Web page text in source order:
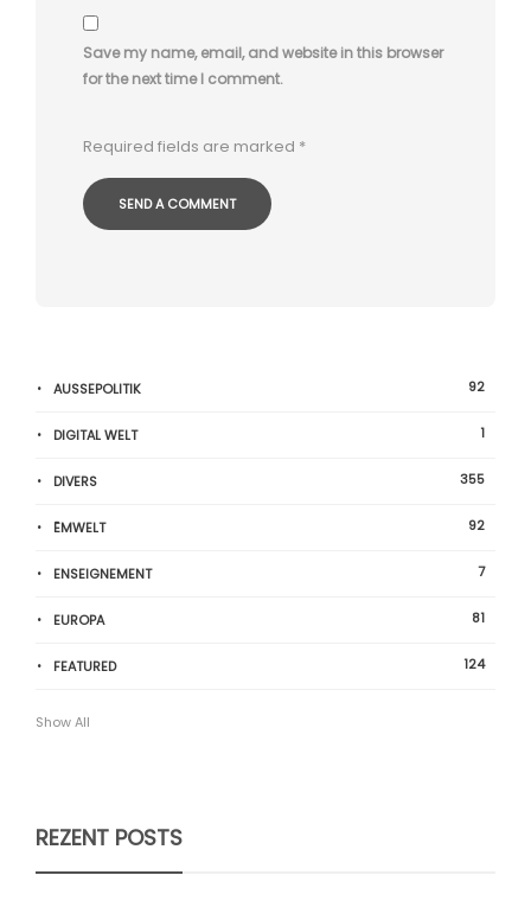
Save my name, email, and website in this browser
for the next time I comment.
Required fields are marked *
AUSSEPOLITIK 92
DIGITAL WELT 1
DIVERS 355
ËMWELT 92
ENSEIGNEMENT 7
EUROPA 81
FEATURED 124
Show All
REZENT POSTS